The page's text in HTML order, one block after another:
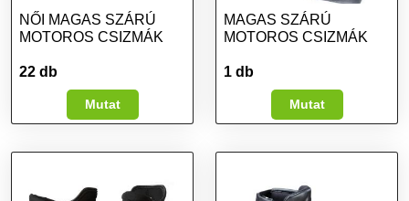
NŐI MAGAS SZÁRÚ
MOTOROS CSIZMÁK
22 db
Mutat
MAGAS SZÁRÚ
MOTOROS CSIZMÁK
1 db
Mutat